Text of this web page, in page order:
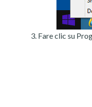
Fare clic su